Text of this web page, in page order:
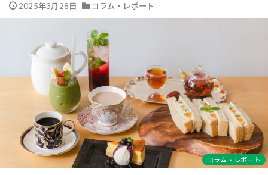
2025年3月28日 コラム・レポート
コラム・レポート